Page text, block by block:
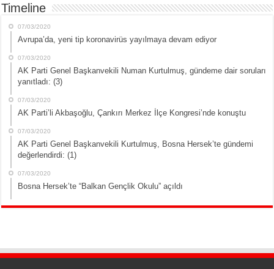
Timeline
07/03/2020
Avrupa’da, yeni tip koronavirüs yayılmaya devam ediyor
07/03/2020
AK Parti Genel Başkanvekili Numan Kurtulmuş, gündeme dair soruları
yanıtladı: (3)
07/03/2020
AK Parti’li Akbaşoğlu, Çankırı Merkez İlçe Kongresi’nde konuştu
07/03/2020
AK Parti Genel Başkanvekili Kurtulmuş, Bosna Hersek’te gündemi
değerlendirdi: (1)
07/03/2020
Bosna Hersek’te “Balkan Gençlik Okulu” açıldı